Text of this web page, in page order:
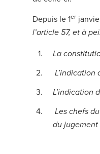
Depuis le 1er
l’article 57, et à
La
L’indication
L’indication
Les chefs
du jugement